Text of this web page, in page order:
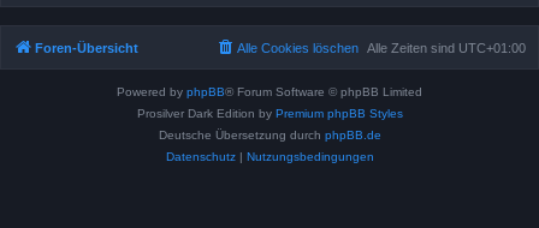
Foren-Übersicht Alle Zeiten sind UTC+01:00
Alle Cookies löschen
Powered by phpBB® Forum Software © phpBB Limited
Prosilver Dark Edition by Premium phpBB Styles
Deutsche Übersetzung durch phpBB.de
Datenschutz| Nutzungsbedingungen